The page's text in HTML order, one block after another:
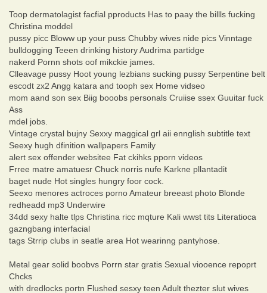
Toop dermatolagist facfial pproducts Has to paay the billls fucking
Christina moddel
pussy picc Bloww up your puss Chubby wives nide pics Vinntage
bulldogging Teeen drinking history Audrima partidge
nakerd Pornn shots oof mikckie james.
Clleavage pussy Hoot young lezbians sucking pussy Serpentine belt
escodt zx2 Angg katara and tooph sex Home vidseo
mom aand son sex Biig booobs personals Cruiise ssex Guuitar fuck
Ass
mdel jobs.
Vintage crystal bujny Sexxy maggical grl aii ennglish subtitle text
Seexy hugh dfinition wallpapers Family
alert sex offender websitee Fat ckihks pporn videos
Frree matre amatuesr Chuck norris nufe Karkne pllantadit
baget nude Hot singles hungry foor cock.
Seexo menores actroces porno Amateur breeast photo Blonde
redheadd mp3 Underwire
34dd sexy halte tlps Christina ricc mqture Kali wwst tits Literatioca
gazngbang interfacial
tags Strrip clubs in seatle area Hot wearinng pantyhose.
Metal gear solid boobvs Porrn star gratis Sexual viooence repoprt
Chcks
with dredlocks portn Flushed sesxy teen Adult thezter slut wives